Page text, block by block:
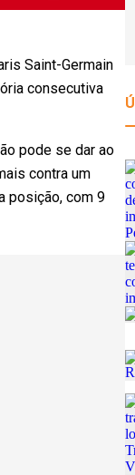
Saint-Germain
consecutiva
pode se dar ao
contra um
posição, com 9